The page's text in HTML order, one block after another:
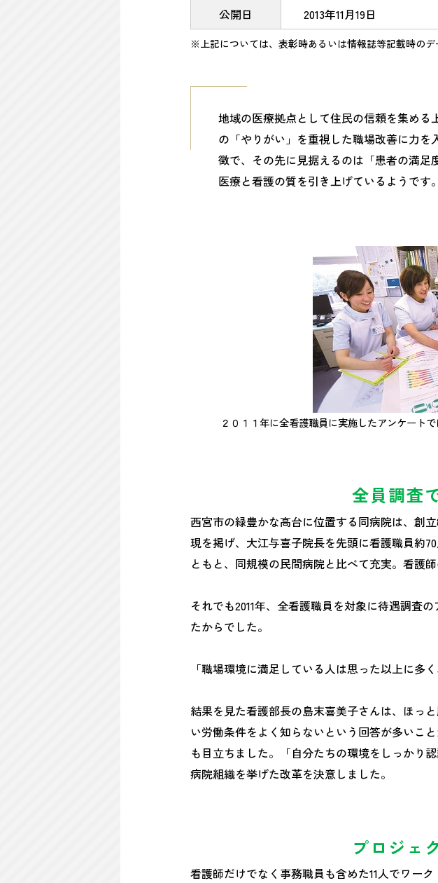
公開日
2013年11月19日
※上記については、表彰時あるいは情報誌等記載時のデ
地域の医療拠点として住民の信頼を集め
の「やりがい」を重視した職場改善に力
徴で、その先に見据えるのは「患者の満
医療と看護の質を引き上げているようです。
２０１１年に全看護職員に実施したアンケート
全員調査
西宮市の緑豊かな高台に位置する同病院は、創
現を掲げ、大江与喜子院長を先頭に看護職員約
ともと、同規模の民間病院と比べて充実。看護
それでも2011年、全看護職員を対象に待遇調査
たからでした。
「職場環境に満足している人は思った以上に多
結果を見た看護部長の島末喜美子さんは、ほっ
い労働条件をよく知らないという回答が多いこ
も目立ちました。「自分たちの環境をしっかり
病院組織を挙げた改革を決意しました。
プロジェ
看護師だけでなく事務職員も含めた11人でワー